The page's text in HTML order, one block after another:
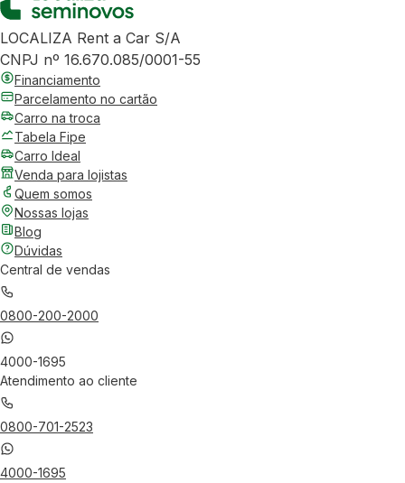
LOCALIZA Rent a Car S/A
CNPJ nº 16.670.085/0001-55
Financiamento
Parcelamento no cartão
Carro na troca
Tabela Fipe
Carro Ideal
Venda para lojistas
Quem somos
Nossas lojas
Blog
Dúvidas
Central de vendas
0800-200-2000
4000-1695
Atendimento ao cliente
0800-701-2523
4000-1695